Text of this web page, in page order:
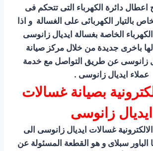
اعطال دائرة الكهرباء التى تتحكم فى
بالتيار الكهربائى على الغسالة و اذا
الخاصة بغسالة ايديال زانوسى
باخرى جديدة من خلال مركز صيانة
زانوسى عن طريق التواصل مع خدمة
عملاء ايديال زانوسى .
بصيانة غسالات
ايديال زانوسى
غسالات ايديال زانوسى الى
الباور سبلاى و هو القطعة المسئولة عن